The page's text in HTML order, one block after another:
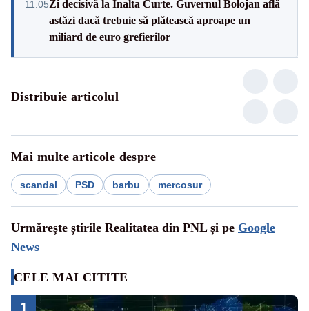
11:05Zi decisivă la Înalta Curte. Guvernul Bolojan află
astăzi dacă trebuie să plătească aproape un
miliard de euro grefierilor
Distribuie articolul
Mai multe articole despre
scandal PSD barbu mercosur
Urmărește știrile Realitatea din PNL și pe Google
News
CELE MAI CITITE
1